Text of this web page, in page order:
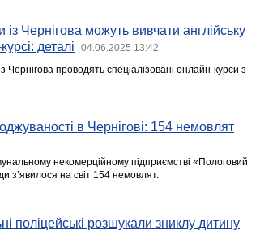
із Чернігова можуть вивчати англійську
деталі
04.06.2025 13:42
Чернігова проводять спеціалізовані онлайн-курси з
в Чернігові: 154 немовлят
некомерційному підприємстві «Пологовий
з’явилося на світ 154 немовлят.
поліцейські розшукали зниклу дитину